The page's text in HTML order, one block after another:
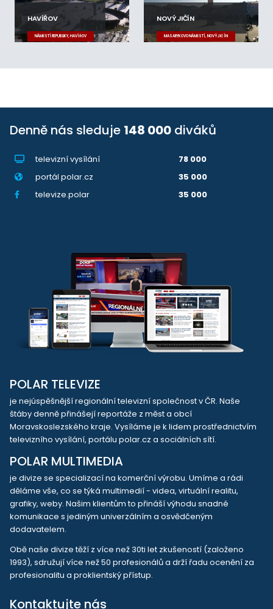
HAVÍŘOV
NÁMĚSTÍ REPUBLIKY, HAVÍŘOV
NOVÝ JIČÍN
MASARYKOVO NÁMĚSTÍ, NOVÝ JIČÍN
Denně nás sleduje 148 000 diváků
televizní vysílání
78 000
portál polar.cz
35 000
televize.polar
35 000
POLAR TELEVIZE
je nejúspěšnější regionální televizní společnost v ČR. Naše
štáby denně přinášejí reportáže z měst a obcí
Moravskoslezského kraje. Vysíláme je k lidem prostřednictvím
televizního vysílání, portálu polar.cz a sociálních sítí.
POLAR MULTIMEDIA
je divize se specializací na komerční výrobu. Umíme a rádi
děláme vše, co se týká multimedií - videa, virtuální realitu,
grafiky, weby. Našim klientům to přináší výhodu snadné
komunikace s jediným univerzálním a osvědčeným
dodavatelem.
Obě naše divize těží z více než 30ti let zkušeností (založeno
1993), sdružují více než 50 profesionálů a drží řadu ocenění za
profesionalitu a proklientský přístup.
Kontaktujte nás